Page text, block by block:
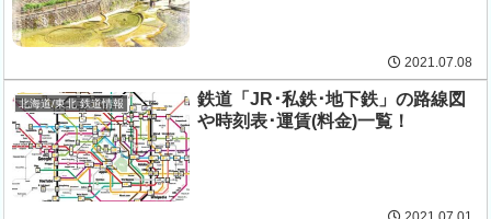
2021.07.08
北海道/東北 鉄道情報
鉄道「JR･私鉄･地下鉄」の路線図
や時刻表･運賃(料金)一覧！